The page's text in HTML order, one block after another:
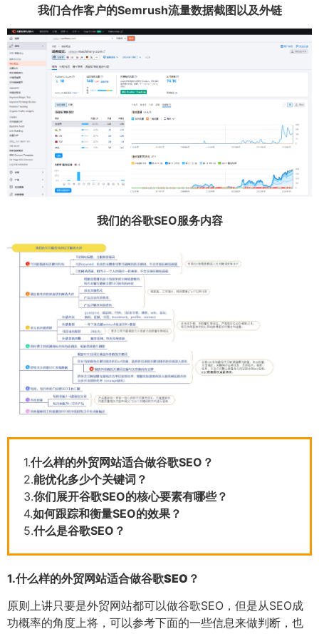
我们合作客户的Semrush流量数据截图以及外链
我们的谷歌SEO服务内容
1.什么样的外贸网站适合做谷歌SEO？
2.能优化多少个关键词？
3.你们展开谷歌SEO的核心要素有哪些？
4.如何跟踪和衡量SEO的效果？
5.什么是谷歌SEO？
1.什么样的外贸网站适合做谷歌SEO？
原则上讲只要是外贸网站都可以做谷歌SEO，但是从SEO成
功概率的角度上将，可以参考下面的一些信息来做判断，也